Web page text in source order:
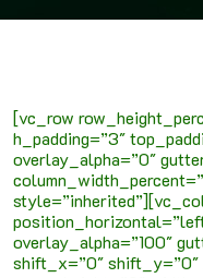
[vc_row
h_padding=”3″
overlay_alpha=”0″
overlay_alpha=”100″
shift_x=”0″ shift_y=”0″